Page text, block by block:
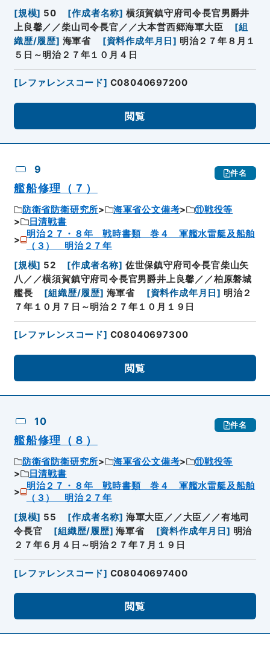
[規模] 50 [作成者名称] 横須賀鎮守府司令長官男爵井
上良馨／／柴山司令長官／／大本営西郷海軍大臣
[組
織歴/履歴] 海軍省 [資料作成年月日] 明治２７年８月１
５日～明治２７年１０月４日
[レファレンスコード] C08040697200
閲覧
9 件名
艦船修理（７）
防衛省防衛研究所 海軍省公文備考
⑪戦役等
日清戦書
明治２７・８年 戦時書類 巻４ 軍艦水雷艇及船舶
（３） 明治２７年
[規模] 52 [作成者名称] 佐世保鎮守府司令長官柴山矢
八／／横須賀鎮守府司令長官男爵井上良馨／／柏原磐城
艦長
[組織歴/履歴] 海軍省 [資料作成年月日] 明治２
７年１０月７日～明治２７年１０月１９日
[レファレンスコード] C08040697300
閲覧
10 件名
艦船修理（８）
防衛省防衛研究所 海軍省公文備考
⑪戦役等
日清戦書
明治２７・８年 戦時書類 巻４ 軍艦水雷艇及船舶
（３） 明治２７年
[規模] 55 [作成者名称] 海軍大臣／／大臣／／有地司
令長官
[組織歴/履歴] 海軍省 [資料作成年月日 ] 明治
２７年６月４日～明治２７年７月１９日
[レファレンスコード] C08040697400
閲覧